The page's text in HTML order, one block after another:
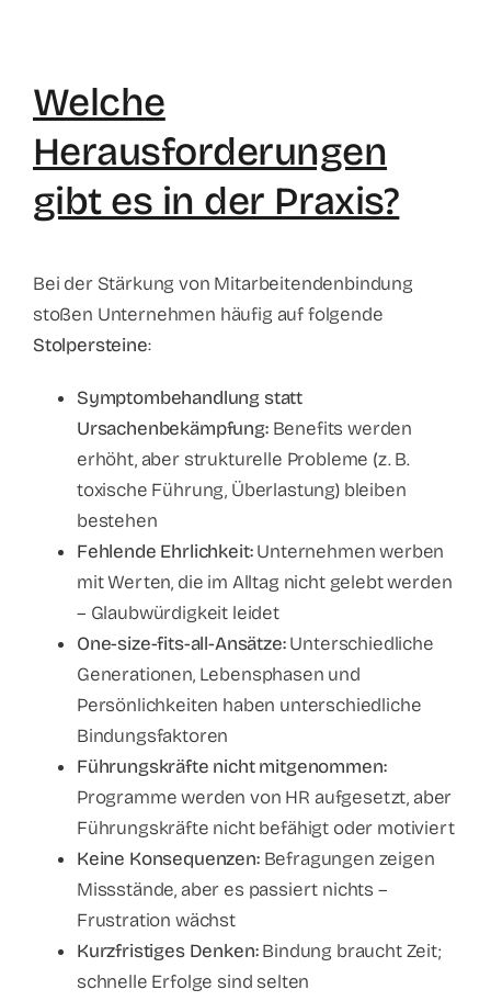
Welche
Herausforderungen
gibt es in der Praxis?
Bei der Stärkung von Mitarbeitendenbindung
stoßen Unternehmen häufig auf folgende
Stolpersteine:
Symptombehandlung statt
Ursachenbekämpfung:Benefits werden
erhöht, aber strukturelle Probleme (z. B.
toxische Führung, Überlastung) bleiben
bestehen
Fehlende Ehrlichkeit:Unternehmen werben
mit Werten, die im Alltag nicht gelebt werden
– Glaubwürdigkeit leidet
One-size-fits-all-Ansätze:Unterschiedliche
Generationen, Lebensphasen und
Persönlichkeiten haben unterschiedliche
Bindungsfaktoren
Führungskräfte nicht mitgenommen:
Programme werden von HR aufgesetzt, aber
Führungskräfte nicht befähigt oder motiviert
Keine Konsequenzen:Befragungen zeigen
Missstände, aber es passiert nichts –
Frustration wächst
Kurzfristiges Denken:Bindung braucht Zeit;
schnelle Erfolge sind selten